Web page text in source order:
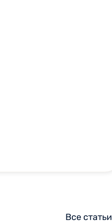
Все статьи